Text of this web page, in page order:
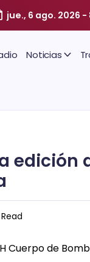
jue., 6 ago. 2026 -
Noticias
edición
Cuerpo de